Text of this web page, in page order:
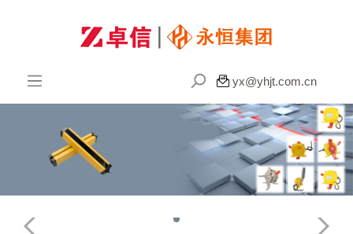
 yx@yhjt.com.cn